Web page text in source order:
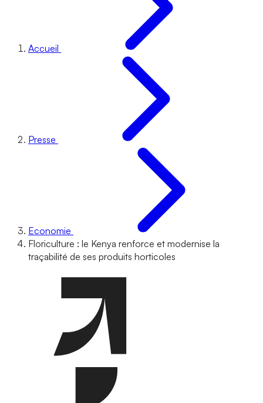
Accueil
Presse
Economie
Floriculture : le Kenya renforce et modernise la
traçabilité de ses produits horticoles